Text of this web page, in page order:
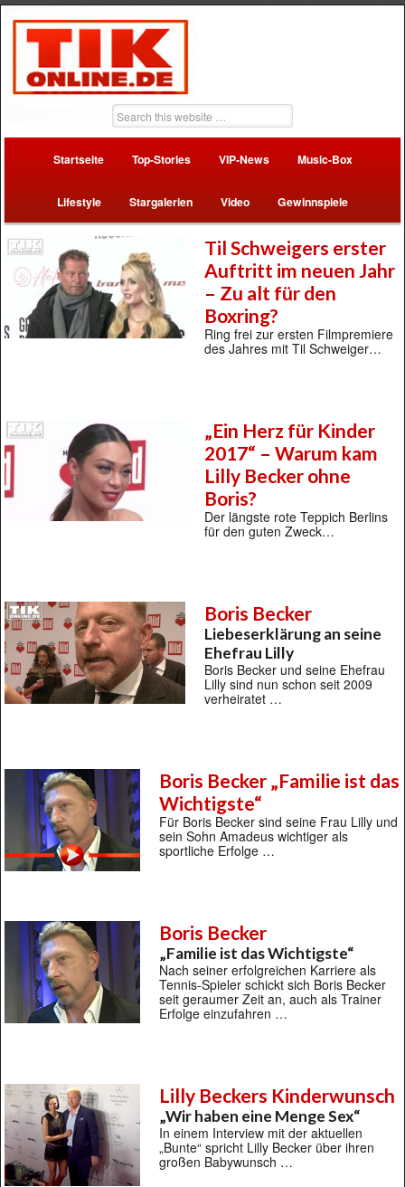
Startseite Top-Stories VIP-News Music-Box
Lifestyle Stargalerien Video Gewinnspiele
Til Schweigers erster
Auftritt im neuen Jahr
– Zu alt für den
Boxring?
Ring frei zur ersten Filmpremiere
des Jahres mit Til Schweiger…
„Ein Herz für Kinder
2017“ – Warum kam
Lilly Becker ohne
Boris?
Der längste rote Teppich Berlins
für den guten Zweck…
Boris Becker
Liebeserklärung an seine
Ehefrau Lilly
Boris Becker und seine Ehefrau
Lilly sind nun schon seit 2009
verheiratet …
Boris Becker „Familie ist das
Wichtigste“
Für Boris Becker sind seine Frau Lilly und
sein Sohn Amadeus wichtiger als
sportliche Erfolge …
Boris Becker
„Familie ist das Wichtigste“
Nach seiner erfolgreichen Karriere als
Tennis-Spieler schickt sich Boris Becker
seit geraumer Zeit an, auch als Trainer
Erfolge einzufahren …
Lilly Beckers Kinderwunsch
„Wir haben eine Menge Sex“
In einem Interview mit der aktuellen
„Bunte“ spricht Lilly Becker über ihren
großen Babywunsch …